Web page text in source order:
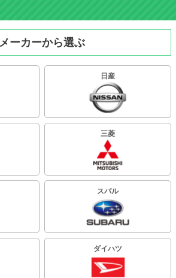
メーカーから選ぶ
日産
三菱
スバル
ダイハツ